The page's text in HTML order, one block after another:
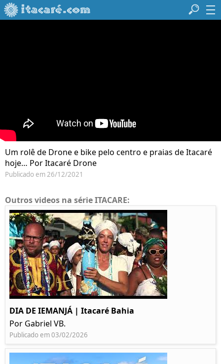
Um rolê de Drone e bike pelo centro e praias de Itacaré
hoje… Por Itacaré Drone
Publicado em 26/12/2021
Outros videos na série ITACARE:
DIA DE IEMANJÁ | Itacaré Bahia
Por Gabriel VB.
Publicado em 03/02/2026